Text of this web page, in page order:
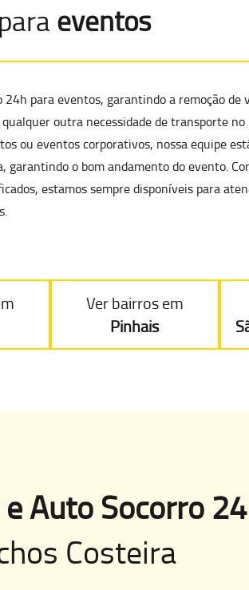
eventos
24h para eventos, garantindo a remoção de
outra necessidade de transporte no
ou eventos corporativos, nossa equipe
garantindo o bom andamento do evento.
estamos sempre disponíveis para
Ver bairros em
Pinhais
Auto Socorro
Costeira